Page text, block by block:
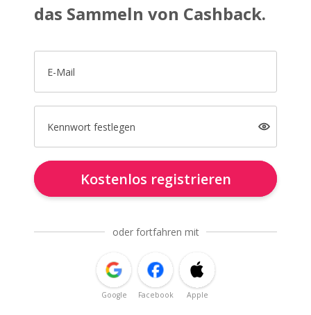
das Sammeln von Cashback.
E-Mail
Kennwort festlegen
Kostenlos registrieren
oder fortfahren mit
Google Facebook Apple